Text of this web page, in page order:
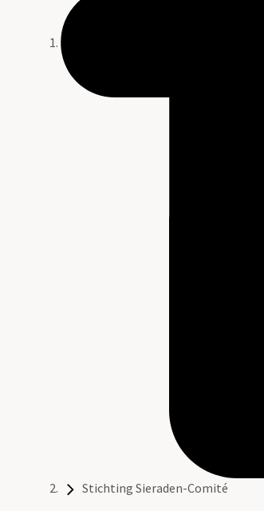
Stichting Sieraden-Comité